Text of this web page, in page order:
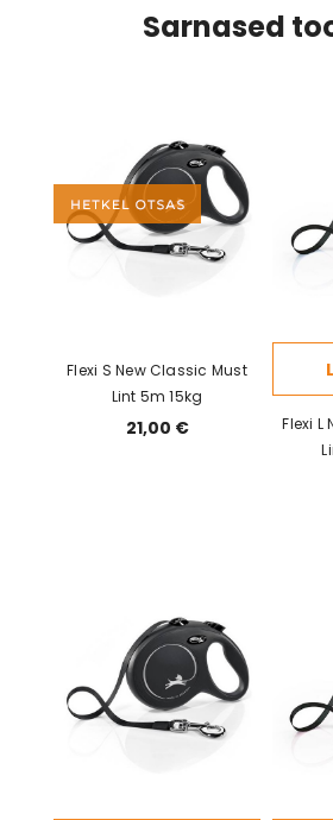
Sarnased
Flexi S New Classic Must
Lint 5m 15kg
21,00 €
Flexi L